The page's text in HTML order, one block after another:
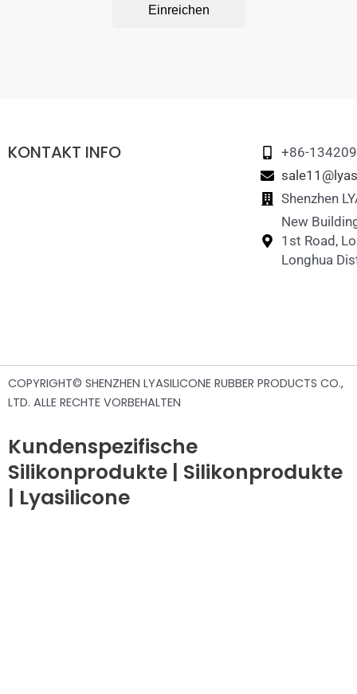
Einreichen
KONTAKT INFO
+86-
Shenzhen
New
1st Road,
Longhua
COPYRIGHT© SHENZHEN LYASILICONE RUBBER PRODUCTS CO.,
LTD. ALLE RECHTE VORBEHALTEN
Kundenspezifische
Silikonprodukte | Silikonprodukte
| Lyasilicone